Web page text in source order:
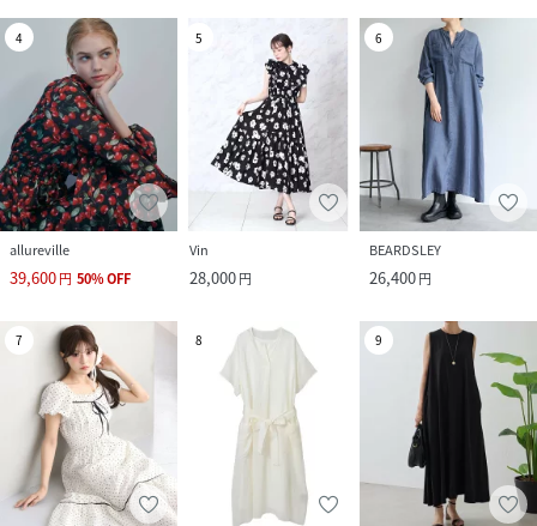
4
allureville
39,600円 50%OFF
5
Vin
28,000円
6
BEARDSLEY
26,400円
7 8 9